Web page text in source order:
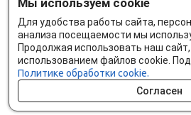
Мы используем cookie
Для удобства работы сайта,
анализа посещаемости мы
Продолжая использовать наш
использованием файлов cookie.
Политике обработки cookie.
Согласен